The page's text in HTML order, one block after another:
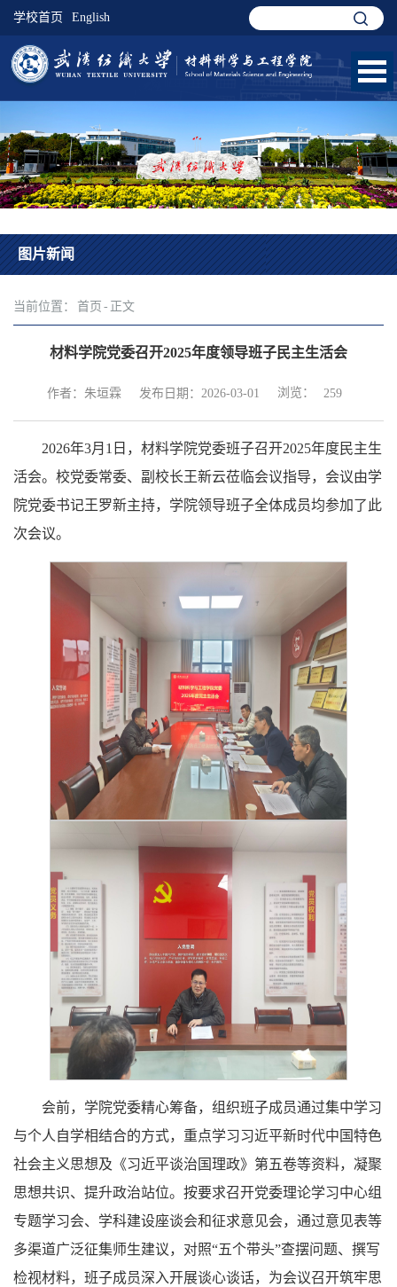
学校首页 English
图片新闻
当前位置： 首页 - 正文
材料学院党委召开2025年度领导班子民主生活会
作者：朱垣霖 发布日期：2026-03-01 浏览： 259
2026年3月1日，材料学院党委班子召开2025年度民主生
活会。校党委常委、副校长王新云莅临会议指导，会议由学
院党委书记王罗新主持，学院领导班子全体成员均参加了此
次会议。
会前，学院党委精心筹备，组织班子成员通过集中学习
与个人自学相结合的方式，重点学习习近平新时代中国特色
社会主义思想及《习近平谈治国理政》第五卷等资料，凝聚
思想共识、提升政治站位。按要求召开党委理论学习中心组
专题学习会、学科建设座谈会和征求意见会，通过意见表等
多渠道广泛征集师生建议，对照“五个带头”查摆问题、撰写
检视材料，班子成员深入开展谈心谈话，为会议召开筑牢思